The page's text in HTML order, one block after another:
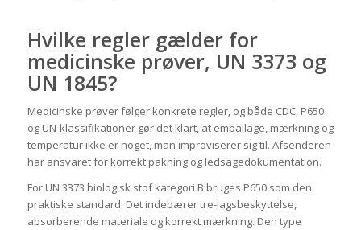
Hvilke regler gælder for
medicinske prøver, UN 3373 og
UN 1845?
Medicinske prøver følger konkrete regler, og både CDC, P650
og UN-klassifikationer gør det klart, at emballage, mærkning og
temperatur ikke er noget, man improviserer sig til. Afsenderen
har ansvaret for korrekt pakning og ledsagedokumentation.
For UN 3373 biologisk stof kategori B bruges P650 som den
praktiske standard. Det indebærer tre-lagsbeskyttelse,
absorberende materiale og korrekt mærkning. Den type